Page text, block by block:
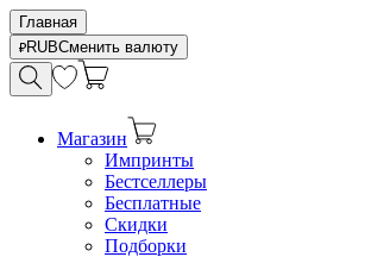
Главная
RUBСменить валюту
Магазин
Импринты
Бестселлеры
Бесплатные
Скидки
Подборки